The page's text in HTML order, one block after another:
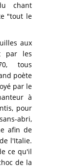
chant
"tout le
aux
par les
tous
poète
par le
à
pour
abri,
afin de
l'Italie.
ce qu'il
de la